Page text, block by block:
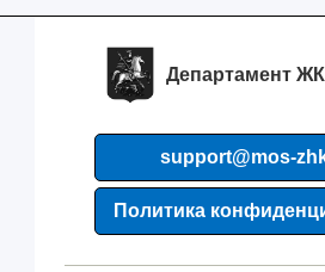
Департамент
support@mos-
Политика